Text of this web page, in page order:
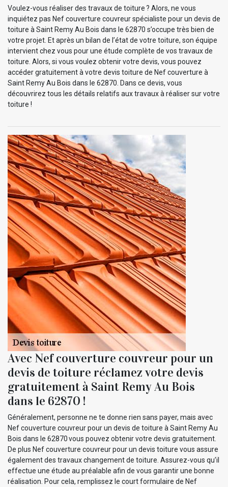
Voulez-vous réaliser des travaux de toiture ? Alors, ne vous
inquiétez pas Nef couverture couvreur spécialiste pour un devis de
toiture à Saint Remy Au Bois dans le 62870 s’occupe très bien de
votre projet. Et après un bilan de l’état de votre toiture, son équipe
intervient chez vous pour une étude complète de vos travaux de
toiture. Alors, si vous voulez obtenir votre devis, vous pouvez
accéder gratuitement à votre devis toiture de Nef couverture à
Saint Remy Au Bois dans le 62870. Dans ce devis, vous
découvrirez tous les détails relatifs aux travaux à réaliser sur votre
toiture !
Avec Nef couverture couvreur pour un
devis de toiture réclamez votre devis
gratuitement à Saint Remy Au Bois
dans le 62870 !
Généralement, personne ne te donne rien sans payer, mais avec
Nef couverture couvreur pour un devis de toiture à Saint Remy Au
Bois dans le 62870 vous pouvez obtenir votre devis gratuitement.
De plus Nef couverture couvreur pour un devis toiture vous assure
également des travaux changement de toiture. Assurez-vous qu’il
effectue une étude au préalable afin de vous garantir une bonne
réalisation. Pour cela, remplissez le court formulaire de Nef